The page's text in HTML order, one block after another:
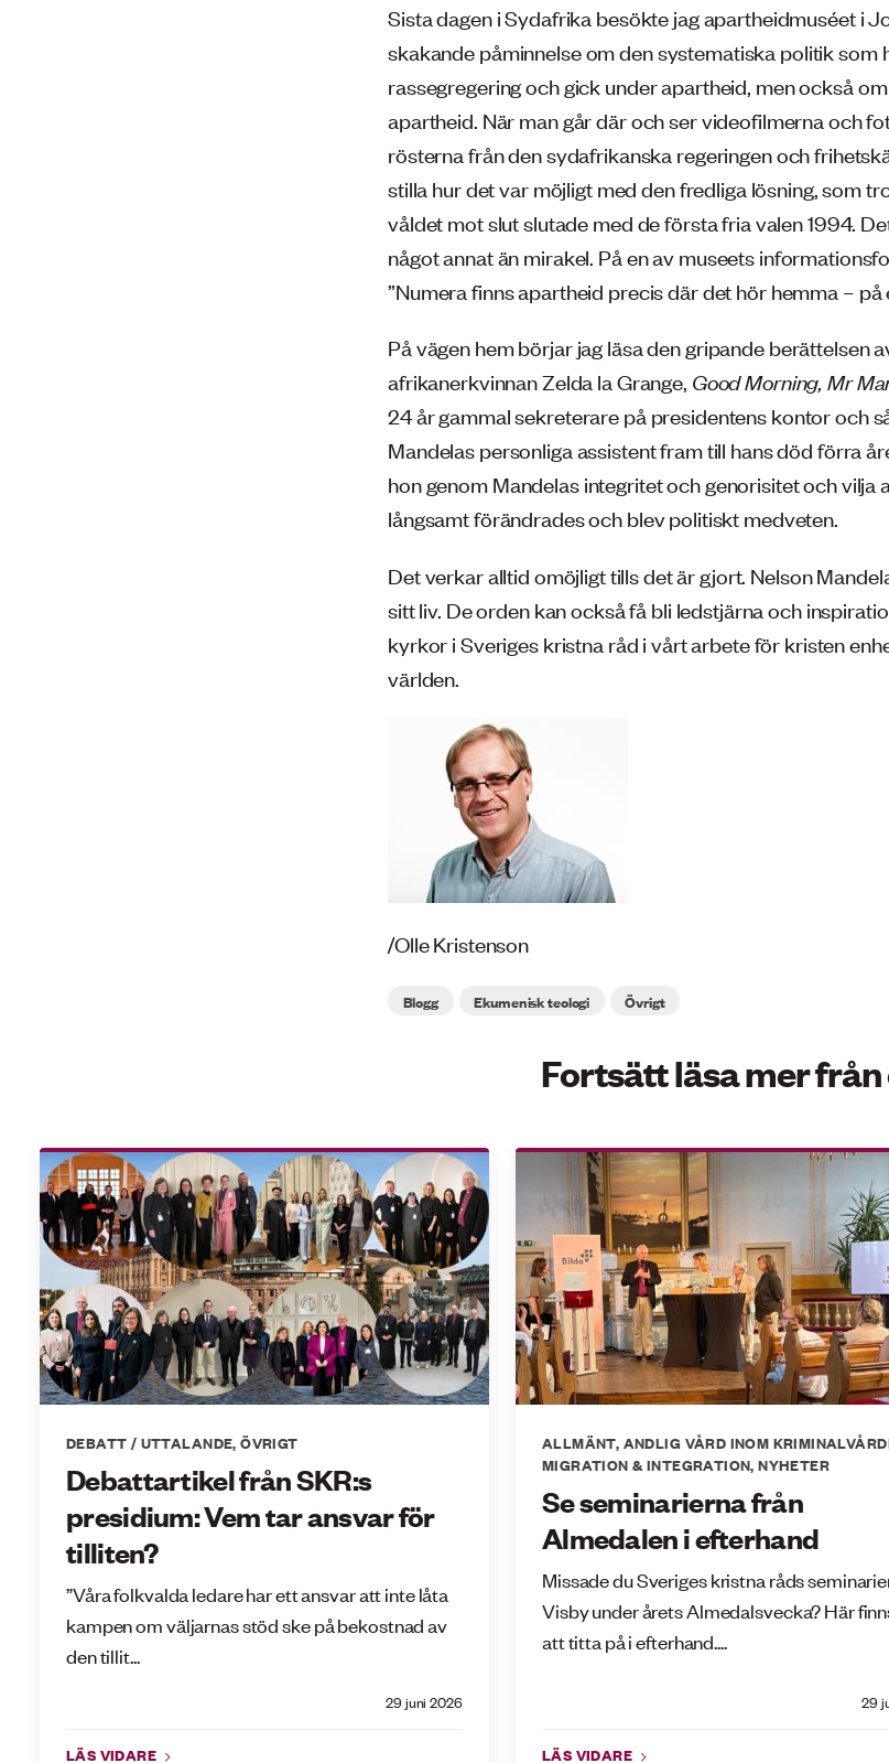
Sista dagen i Sydafrika besökte jag apartheidmuséet i
skakande påminnelse om den systematiska politik som
rassegregering och gick under apartheid, men också
apartheid. När man går där och ser videofilmerna och
rösterna från den sydafrikanska regeringen och
stilla hur det var möjligt med den fredliga lösning, som
våldet mot slut slutade med de första fria valen 1994.
något annat än mirakel. På en av museets
”Numera finns apartheid precis där det hör hemma – på
På vägen hem börjar jag läsa den gripande berättelsen
afrikanerkvinnan Zelda la Grange, Good Morning, Mr
24 år gammal sekreterare på presidentens kontor och
Mandelas personliga assistent fram till hans död förra
hon genom Mandelas integritet och genorisitet och vilja
långsamt förändrades och blev politiskt medveten.
Det verkar alltid omöjligt tills det är gjort. Nelson
sitt liv. De orden kan också få bli ledstjärna och
kyrkor i Sveriges kristna råd i vårt arbete för kristen
världen.
/Olle Kristenson
Blogg Ekumenisk teologi Övrigt
Fortsätt läsa mer från
DEBATT / UTTALANDE,ÖVRIGT
Debattartikel från SKR:s
presidium: Vem tar ansvar för
tilliten?
29 juni 2026
”Våra folkvalda ledare har ett ansvar att inte låta
kampen om väljarnas stöd ske på bekostnad av
den tillit...
LÄS VIDARE
ALLMÄNT, ANDLIG VÅRD INOM
MIGRATION & INTEGRATION,NYHETER
Se seminarierna från
Almedalen i efterhand
29
Missade du Sveriges kristna råds
Visby under årets Almedalsvecka? Här
att titta på i efterhand....
LÄS VIDARE